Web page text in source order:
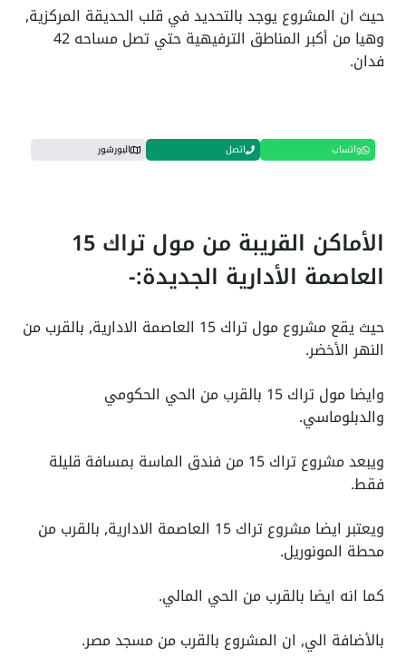
حيث ان المشروع يوجد بالتحديد في قلب الحديقة المركزية,
وهيا من أكبر المناطق الترفيهية حتي تصل مساحه 42
فدان.
واتساب اتصل البورشور
الأماكن القريبة من مول تراك 15
العاصمة الأدارية الجديدة:-
حيث يقع مشروع مول تراك 15 العاصمة الادارية, بالقرب من
النهر الأخضر.
وايضا مول تراك 15 بالقرب من الحي الحكومي
والدبلوماسي.
ويبعد مشروع تراك 15 من فندق الماسة بمسافة قليلة
فقط.
ويعتبر ايضا مشروع تراك 15 العاصمة الادارية, بالقرب من
محطة المونوريل.
كما انه ايضا بالقرب من الحي المالي.
بالأضافة الي, ان المشروع بالقرب من مسجد مصر.